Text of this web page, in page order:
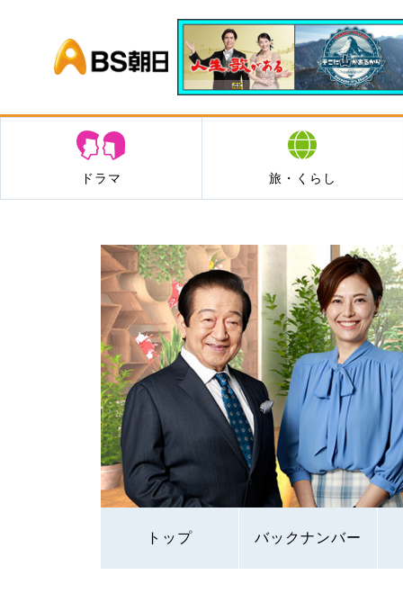
BS朝日
ドラマ 旅・くらし
トップ バックナンバー